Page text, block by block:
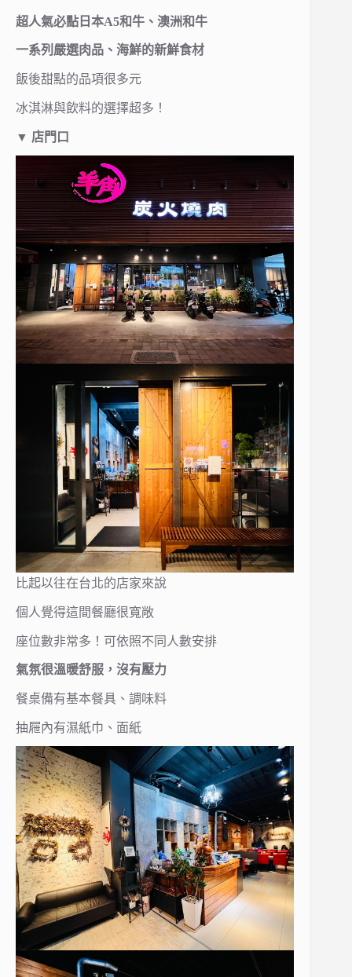
超人氣必點日本A5和牛、澳洲和牛
一系列嚴選肉品、海鮮的新鮮食材
飯後甜點的品項很多元
冰淇淋與飲料的選擇超多！
▼ 店門口
比起以往在台北的店家來說
個人覺得這間餐廳很寬敞
座位數非常多！可依照不同人數安排
氣氛很溫暖舒服，沒有壓力
餐桌備有基本餐具、調味料
抽屜內有濕紙巾、面紙